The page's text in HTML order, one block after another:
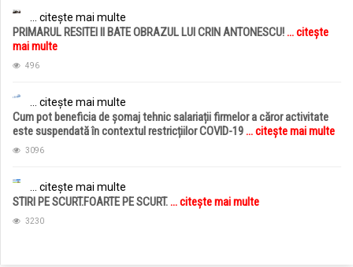
... citește mai multe
PRIMARUL RESITEI II BATE OBRAZUL LUI CRIN ANTONESCU!... citește
mai multe
496
... citește mai multe
Cum pot beneficia de șomaj tehnic salariații firmelor a căror activitate
este suspendată în contextul restricțiilor COVID-19... citește mai multe
3096
... citește mai multe
STIRI PE SCURT.FOARTE PE SCURT.... citește mai multe
3230